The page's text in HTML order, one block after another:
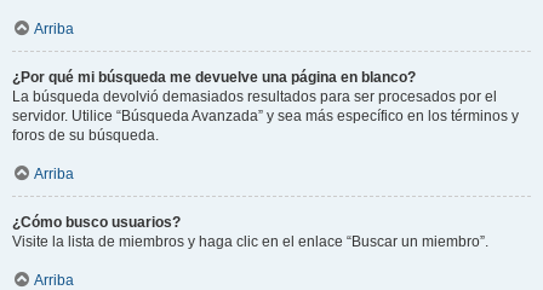
Arriba
¿Por qué mi búsqueda me devuelve una página en blanco?
La búsqueda devolvió demasiados resultados para ser procesados por el
servidor. Utilice “Búsqueda Avanzada” y sea más específico en los términos y
foros de su búsqueda.
Arriba
¿Cómo busco usuarios?
Visite la lista de miembros y haga clic en el enlace “Buscar un miembro”.
Arriba